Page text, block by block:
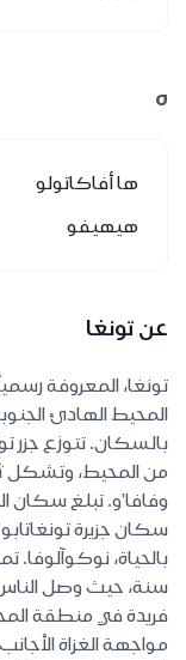
ه
ها أفاكاتولو
هيهيفو
عن تونغا
تونغا، المعروفة
من المحيط، وتشكل
سكان جزيرة
بالحياة، نوكوآلوفا.
فريدة في منطقة
مواجهة الغزاة